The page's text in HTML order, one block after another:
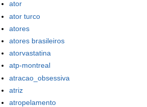
ator
ator turco
atores
atores brasileiros
atorvastatina
atp-montreal
atracao_obsessiva
atriz
atropelamento